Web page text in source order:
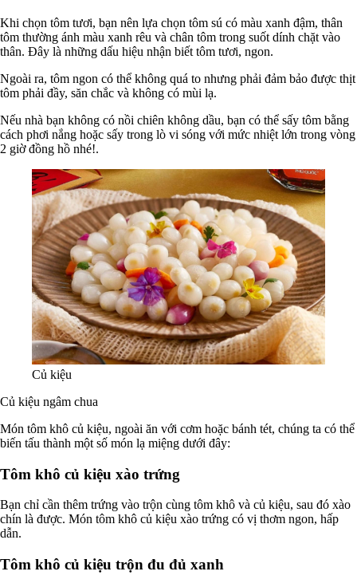
Khi chọn tôm tươi, bạn nên lựa chọn tôm sú có màu xanh đậm, thân
tôm thường ánh màu xanh rêu và chân tôm trong suốt dính chặt vào
thân. Đây là những dấu hiệu nhận biết tôm tươi, ngon.
Ngoài ra, tôm ngon có thể không quá to nhưng phải đảm bảo được thịt
tôm phải đầy, săn chắc và không có mùi lạ.
Nếu nhà bạn không có nồi chiên không dầu, bạn có thể sấy tôm bằng
cách phơi nắng hoặc sấy trong lò vi sóng với mức nhiệt lớn trong vòng
2 giờ đồng hồ nhé!.
Củ kiệu
Củ kiệu ngâm chua
Món tôm khô củ kiệu, ngoài ăn với cơm hoặc bánh tét, chúng ta có thể
biến tấu thành một số món lạ miệng dưới đây:
Tôm khô củ kiệu xào trứng
Bạn chỉ cần thêm trứng vào trộn cùng tôm khô và củ kiệu, sau đó xào
chín là được. Món tôm khô củ kiệu xào trứng có vị thơm ngon, hấp
dẫn.
Tôm khô củ kiệu trộn đu đủ xanh